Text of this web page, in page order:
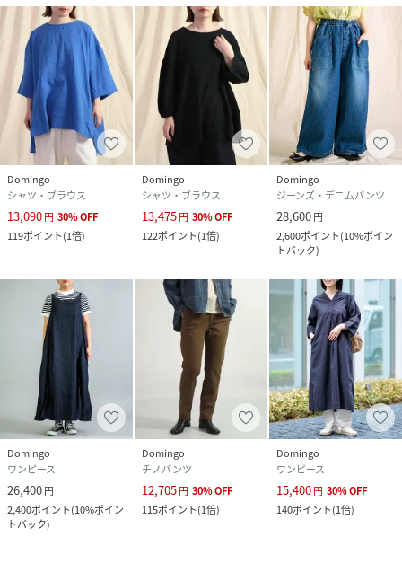
Domingo
シャツ・ブラウス
13,090円 30%OFF
119ポイント(1倍)
Domingo
シャツ・ブラウス
13,475円 30%OFF
122ポイント(1倍)
Domingo
ジーンズ・デニムパンツ
28,600円
2,600ポイント(10%ポイン
トバック)
Domingo
ワンピース
26,400円
2,400ポイント(10%ポイン
トバック)
Domingo
チノパンツ
12,705円 30%OFF
115ポイント(1倍)
Domingo
ワンピース
15,400円 30%OFF
140ポイント(1倍)